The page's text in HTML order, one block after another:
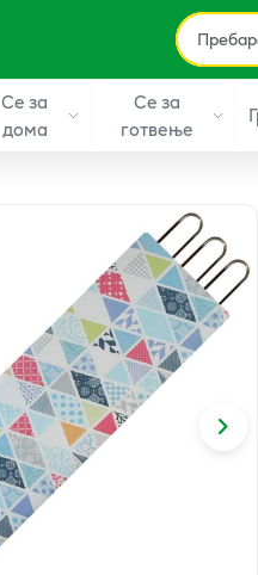
Се за
дома
Се за
готвење